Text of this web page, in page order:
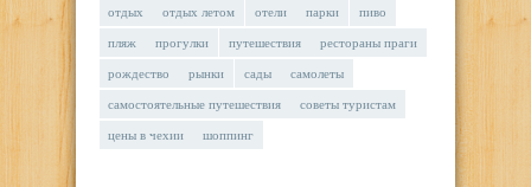
отдых отдых летом отели парки пиво
пляж прогулки путешествия рестораны праги
рождество рынки сады самолеты
самостоятельные путешествия советы туристам
цены в чехии шоппинг